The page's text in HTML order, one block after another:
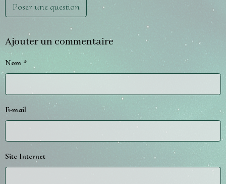
Poser une question
Ajouter un commentaire
Nom
E-mail
Site Internet